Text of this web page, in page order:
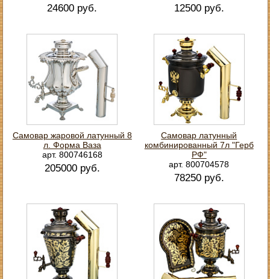
24600 руб. 12500 руб.
Самовар жаровой латунный 8
л. Форма Ваза
арт. 800746168
205000 руб.
Самовар латунный
комбинированный 7л "Герб
РФ"
арт. 800704578
78250 руб.